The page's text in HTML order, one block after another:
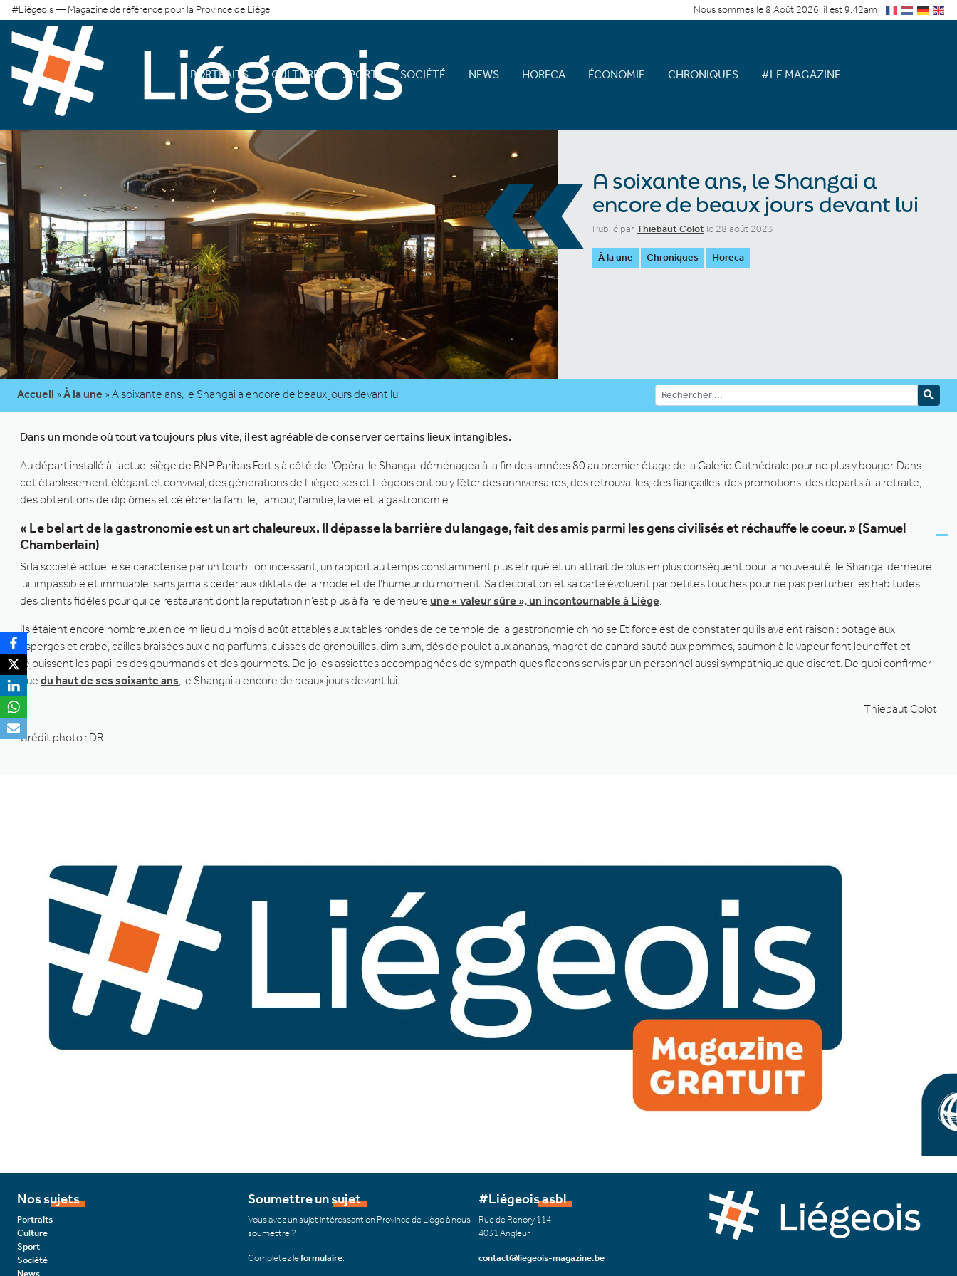
#Liégeois — Magazine de référence pour la Province de Liège Nous sommes le 8 Août 2026, il est 9:42am
PORTRAITS CULTURE SPORT SOCIÉTÉ NEWS HORECA ÉCONOMIE CHRONIQUES #LE MAGAZINE
«A soixante ans, le Shangai a
encore de beaux jours devant lui
Publié parThiebaut Colot le 28 août 2023
À la une Chroniques Horeca
Accueil » À la une » A soixante ans, le Shangai a encore de beaux jours devant lui
Dans un monde où tout va toujours plus vite, il est agréable de conserver certains lieux intangibles.
Au départ installé à l’actuel siège de BNP Paribas Fortis à côté de l’Opéra, le Shangai déménagea à la fin des années 80 au premier étage de la Galerie Cathédrale pour ne plus y bouger. Dans
cet établissement élégant et convivial, des générations de Liégeoises et Liégeois ont pu y fêter des anniversaires, des retrouvailles, des fiançailles, des promotions, des départs à la retraite,
des obtentions de diplômes et célébrer la famille, l’amour, l’amitié, la vie et la gastronomie.
« Le bel art de la gastronomie est un art chaleureux. Il dépasse la barrière du langage, fait des amis parmi les gens civilisés et réchauffe le coeur. » (Samuel
Chamberlain)
Si la société actuelle se caractérise par un tourbillon incessant, un rapport au temps constamment plus étriqué et un attrait de plus en plus conséquent pour la nouveauté, le Shangai demeure
lui, impassible et immuable, sans jamais céder aux diktats de la mode et de l’humeur du moment. Sa décoration et sa carte évoluent par petites touches pour ne pas perturber les habitudes
des clients fidèles pour qui ce restaurant dont la réputation n’est plus à faire demeure une « valeur sûre », un incontournable à Liège.
Ils étaient encore nombreux en ce milieu du mois d’août attablés aux tables rondes de ce temple de la gastronomie chinoise Et force est de constater qu’ils avaient raison : potage aux
asperges et crabe, cailles braisées aux cinq parfums, cuisses de grenouilles, dim sum, dés de poulet aux ananas, magret de canard sauté aux pommes, saumon à la vapeur font leur effet et
réjouissent les papilles des gourmands et des gourmets. De jolies assiettes accompagnées de sympathiques flacons servis par un personnel aussi sympathique que discret. De quoi confirmer
que du haut de ses soixante ans, le Shangai a encore de beaux jours devant lui.
Thiebaut Colot
Crédit photo : DR
Nos sujets
Portraits
Culture
Sport
Société
News
Soumettre un sujet
Vous avez un sujet intéressant en Province de Liège à nous
soumettre ?
Complétez leformulaire
#Liégeois asbl
Rue de Renory 114
4031 Angleur
contact@liegeois-magazine.be